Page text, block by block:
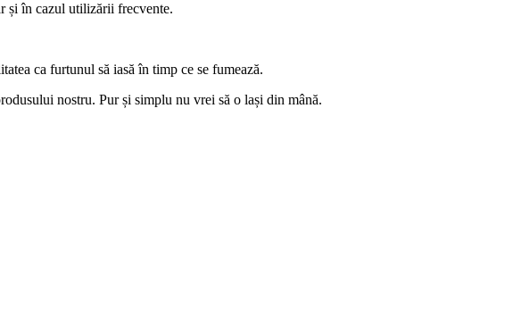
și în cazul utilizării frecvente.
ca furtunul să iasă în timp ce se fumează.
nostru. Pur și simplu nu vrei să o lași din mână.